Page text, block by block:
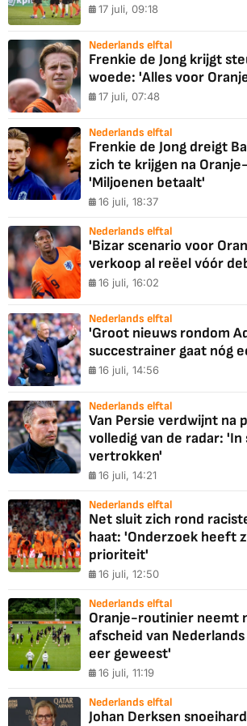
17 juli, 09:18
Nederlands elftal
Frenkie de Jong krijgt
woede: 'Alles voor
17 juli, 07:48
Nederlands elftal
Frenkie de Jong dreigt
zich te krijgen na
'Miljoenen betaalt'
16 juli, 18:37
Nederlands elftal
'Bizar scenario voor
verkoop al reëel vóór
16 juli, 16:02
Nederlands elftal
'Groot nieuws rondom
succestrainer gaat nóg
16 juli, 14:56
Nederlands elftal
Van Persie verdwijnt na
volledig van de radar:
vertrokken'
16 juli, 14:21
Nederlands elftal
Net sluit zich rond
haat: 'Onderzoek heeft
prioriteit'
16 juli, 12:50
Nederlands elftal
Oranje-routinier neemt
afscheid van
eer geweest'
16 juli, 11:19
Nederlands elftal
Johan Derksen